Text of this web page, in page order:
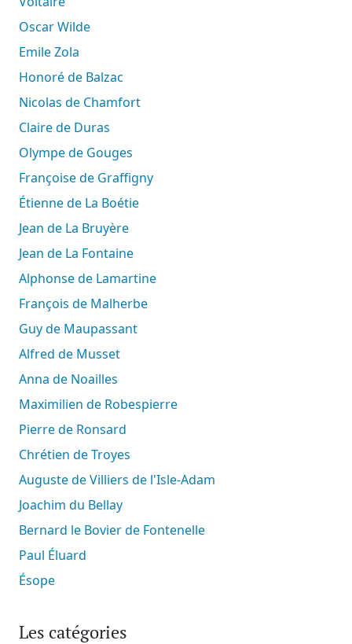
Oscar Wilde
Emile Zola
Honoré de Balzac
Nicolas de Chamfort
Claire de Duras
Olympe de Gouges
Françoise de Graffigny
Étienne de La Boétie
Jean de La Bruyère
Jean de La Fontaine
Alphonse de Lamartine
François de Malherbe
Guy de Maupassant
Alfred de Musset
Anna de Noailles
Maximilien de Robespierre
Pierre de Ronsard
Chrétien de Troyes
Auguste de Villiers de l'Isle-Adam
Joachim du Bellay
Bernard le Bovier de Fontenelle
Paul Éluard
Ésope
Les catégories